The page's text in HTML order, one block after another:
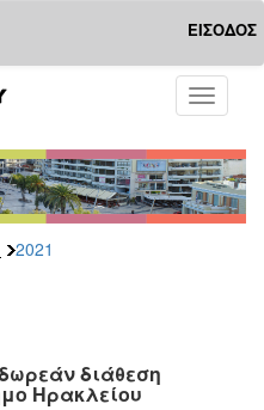
ΕΙΣΟΔΟΣ
Toggle
2021
διάθεση
Ηρακλείου